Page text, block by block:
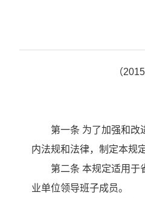
（
第一条 为了加强和改进
内法规和法律，制定本规定
第二条 本规定适用于省
业单位领导班子成员。